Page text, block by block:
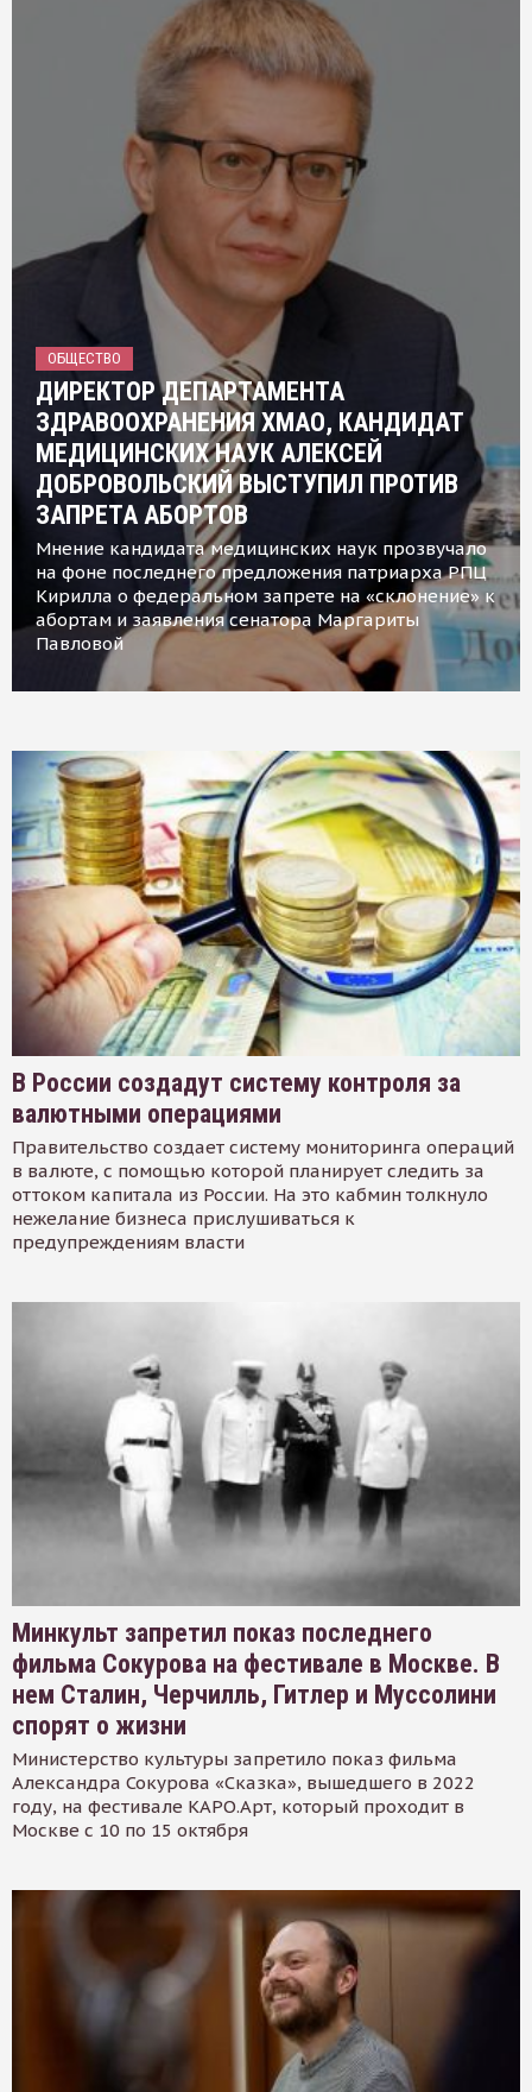
ОБЩЕСТВО
ДИРЕКТОР ДЕПАРТАМЕНТА
ЗДРАВООХРАНЕНИЯ ХМАО, КАНДИДАТ
МЕДИЦИНСКИХ НАУК АЛЕКСЕЙ
ДОБРОВОЛЬСКИЙ ВЫСТУПИЛ ПРОТИВ
ЗАПРЕТА АБОРТОВ
Мнение кандидата медицинских наук прозвучало
на фоне последнего предложения патриарха РПЦ
Кирилла о федеральном запрете на «склонение» к
абортам и заявления сенатора Маргариты
Павловой
В России создадут систему контроля за
валютными операциями
Правительство создает систему мониторинга операций
в валюте, с помощью которой планирует следить за
оттоком капитала из России. На это кабмин толкнуло
нежелание бизнеса прислушиваться к
предупреждениям власти
Минкульт запретил показ последнего
фильма Сокурова на фестивале в Москве. В
нем Сталин, Черчилль, Гитлер и Муссолини
спорят о жизни
Министерство культуры запретило показ фильма
Александра Сокурова «Сказка», вышедшего в 2022
году, на фестивале КАРО.Арт, который проходит в
Москве с 10 по 15 октября